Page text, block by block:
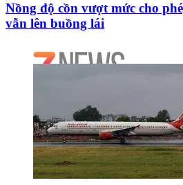
Nồng độ cồn vượt mức cho
vẫn lên buồng lái